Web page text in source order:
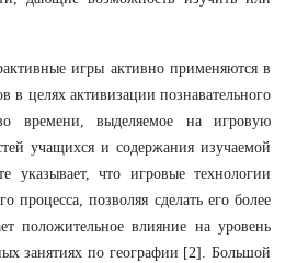
игры активно применяются в
в целях активизации познавательного
времени, выделяемое на игровую
учащихся и содержания изучаемой
что игровые технологии
процесса, позволяя сделать его более
положительное влияние на уровень
занятиях по географии [2]. Большой